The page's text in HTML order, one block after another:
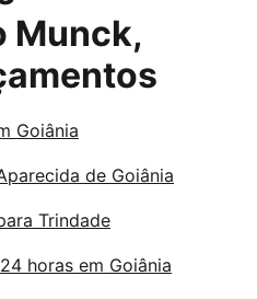
Munck,
Goiânia
de Goiânia
Trindade
horas em Goiânia